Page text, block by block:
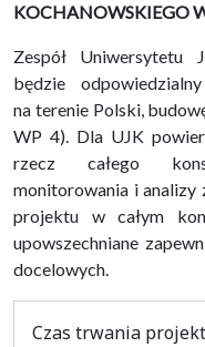
KOCHANOWSKIEGO
Zespół Uniwersytetu
będzie
na terenie Polski,
WP 4). Dla UJK
rzecz całego
monitorowania i analizy
projektu w całym
upowszechniane
docelowych.
Czas trwania